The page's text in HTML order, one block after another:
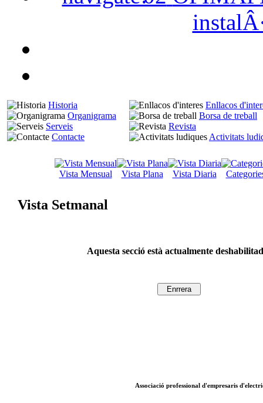
Historia
Organigrama
Serveis
Contacte
Enllacos
Borsa de treball
Revista
Activitats
Vista Mensual Vista Plana Vista Diaria
Vista Setmanal
Aquesta secció està actualmente
Associació professional d'empresaris